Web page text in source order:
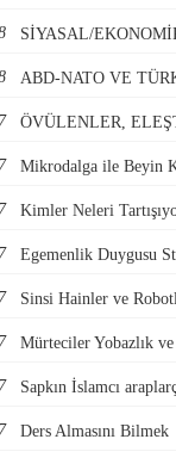
SİYASAL/
ABD-NATO VE
ÖVÜLENLER,
Mikrodalga ile Beyin
Kimler Neleri
Egemenlik Duygusu
Sinsi Hainler ve
Mürteciler Yobazlık
Sapkın İslamcı
Ders Almasını Bilmek